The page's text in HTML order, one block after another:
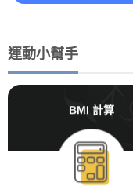
運動小幫手
BMI 計算